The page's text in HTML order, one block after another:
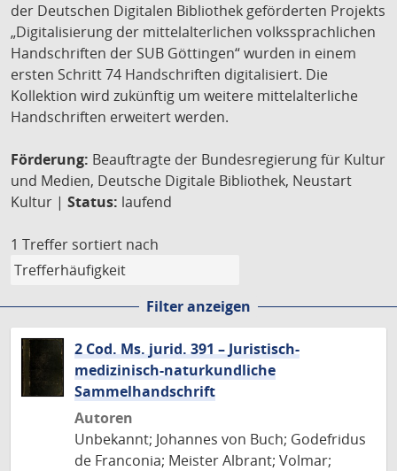
der Deutschen Digitalen Bibliothek geförderten Projekts
„Digitalisierung der mittelalterlichen volkssprachlichen
Handschriften der SUB Göttingen“ wurden in einem
ersten Schritt 74 Handschriften digitalisiert. Die
Kollektion wird zukünftig um weitere mittelalterliche
Handschriften erweitert werden.
Förderung: Beauftragte der Bundesregierung für Kultur
und Medien, Deutsche Digitale Bibliothek, Neustart
Kultur | Status: laufend
1 Treffer sortiert nach
Filter anzeigen
2 Cod. Ms. jurid. 391 – Juristisch-
medizinisch-naturkundliche
Sammelhandschrift
Autoren
Unbekannt; Johannes von Buch; Godefridus
de Franconia; Meister Albrant; Volmar;